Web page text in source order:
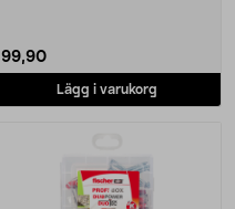
99,90
Lägg i varukorg